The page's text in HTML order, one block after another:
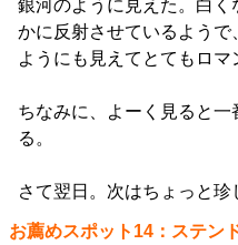
銀河のように見えた。白
かに反射させているよう
ようにも見えてとてもロマ
ちなみに、よーく見ると
る。
さて翌日。次はちょっと珍
お薦めスポット14：ステン